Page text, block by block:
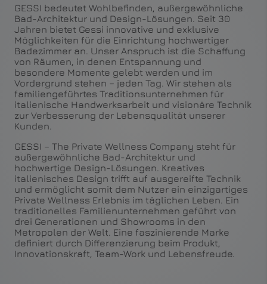
GESSI bedeutet Wohlbefinden, außergewöhnliche
Bad-Architektur und Design-Lösungen. Seit 30
Jahren bietet Gessi innovative und exklusive
Möglichkeiten für die Einrichtung hochwertiger
Badezimmer an. Unser Anspruch ist die Schaffung
von Räumen, in denen Entspannung und
besondere Momente gelebt werden und im
Vordergrund stehen – jeden Tag. Wir stehen als
familiengeführtes Traditionsunternehmen für
italienische Handwerksarbeit und visionäre Technik
zur Verbesserung der Lebensqualität unserer
Kunden.
GESSI – The Private Wellness Company steht für
außergewöhnliche Bad-Architektur und
hochwertige Design-Lösungen. Kreatives
italienisches Design trifft auf ausgereifte Technik
und ermöglicht somit dem Nutzer ein einzigartiges
Private Wellness Erlebnis im täglichen Leben. Ein
traditionelles Familienunternehmen geführt von
drei Generationen und Showrooms in den
Metropolen der Welt. Eine faszinierende Marke
definiert durch Differenzierung beim Produkt,
Innovationskraft, Team-Work und Lebensfreude.